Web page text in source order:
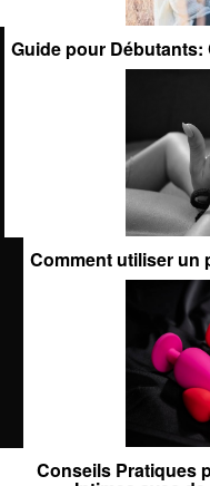
Guide pour
Comment utiliser un
Conseils Pratiques